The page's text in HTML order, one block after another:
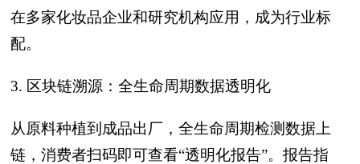
在多家化妆品企业和研究机构应用，成为行业标
配。
3. 区块链溯源：全生命周期数据透明化
从原料种植到成品出厂，全生命周期检测数据上
链，消费者扫码即可查看“透明化报告”。报告指